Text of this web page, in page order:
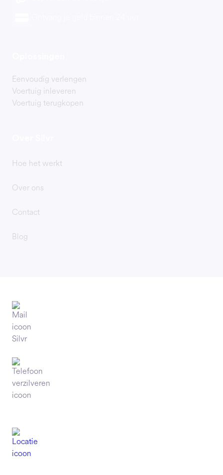
Eenvoudig verlengen
Voertuig inleveren
Voertuig terugkopen
Hoe het werkt
Over ons
Contact
Blog
088 - 911 8000
Etten-Leur
Powered by